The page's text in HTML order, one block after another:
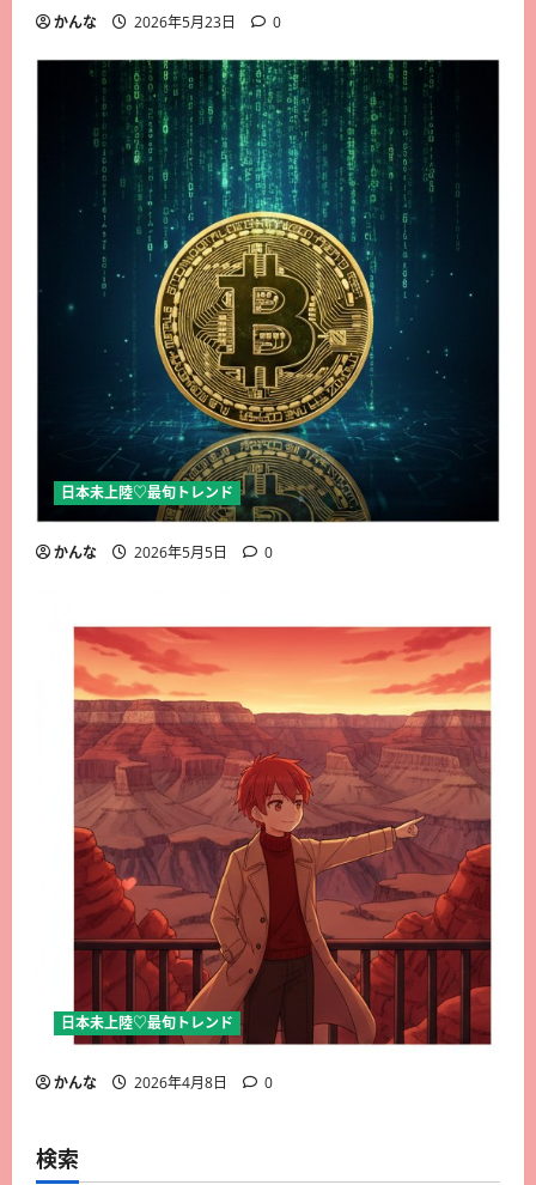
かんな 2026年5月23日 0
日本未上陸♡最旬トレンド
かんな 2026年5月5日 0
日本未上陸♡最旬トレンド
かんな 2026年4月8日 0
検索